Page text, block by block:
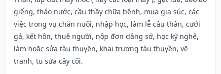
giếng, tháo nước, cầu thầy chữa bệnh, mua gia súc, các
việc trong vụ chăn nuôi, nhập học, làm lễ cầu thân, cưới
gả, kết hôn, thuê người, nộp đơn dâng sớ, học kỹ nghệ,
làm hoặc sửa tàu thuyền, khai trương tàu thuyền, vẽ
tranh, tu sửa cây cối.